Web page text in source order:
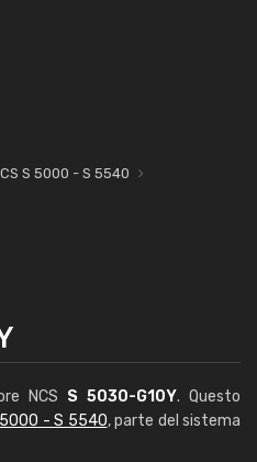
S 5000 - S 5540
NCS S 5030-G10Y. Questo
- S 5540, parte del sistema